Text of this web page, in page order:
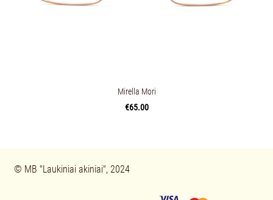
Mirella Mori
€65.00
© MB "Laukiniai akiniai", 2024